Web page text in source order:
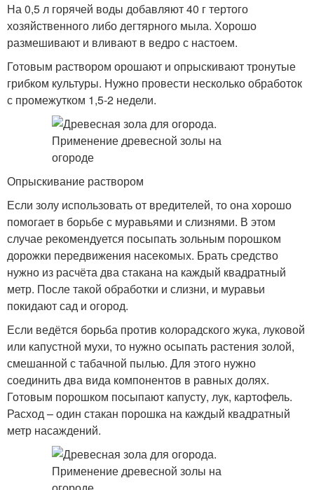
На 0,5 л горячей воды добавляют 40 г тертого
хозяйственного либо дегтярного мыла. Хорошо
размешивают и вливают в ведро с настоем.
Готовым раствором орошают и опрыскивают тронутые
грибком культуры. Нужно провести несколько обработок
с промежутком 1,5-2 недели.
Опрыскивание раствором
Если золу использовать от вредителей, то она хорошо
помогает в борьбе с муравьями и слизнями. В этом
случае рекомендуется посыпать зольным порошком
дорожки передвижения насекомых. Брать средство
нужно из расчёта два стакана на каждый квадратный
метр. После такой обработки и слизни, и муравьи
покидают сад и огород.
Если ведётся борьба против колорадского жука, луковой
или капустной мухи, то нужно осыпать растения золой,
смешанной с табачной пылью. Для этого нужно
соединить два вида компонентов в равных долях.
Готовым порошком посыпают капусту, лук, картофель.
Расход – один стакан порошка на каждый квадратный
метр насаждений.